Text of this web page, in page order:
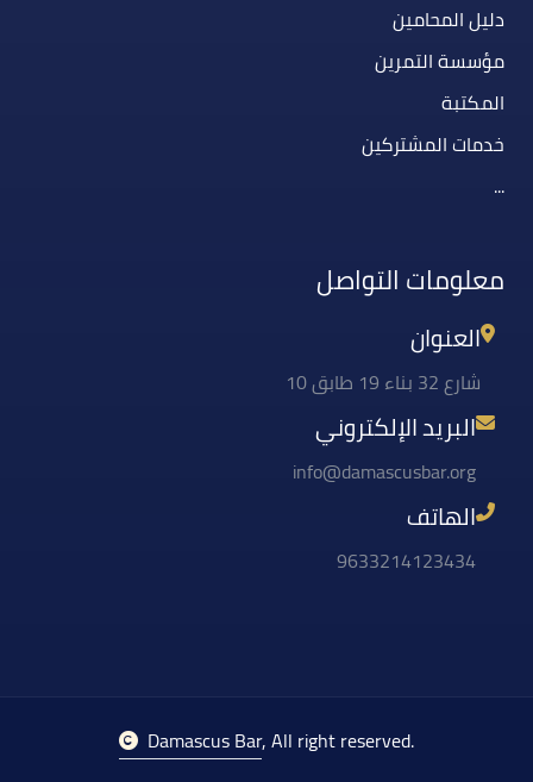
دليل المحامين
مؤسسة التمرين
المكتبة
خدمات المشتركين
...
معلومات التواصل
العنوان
شارع 32 بناء 19 طابق 10
البريد الإلكتروني
info@damascusbar.org
الهاتف
9633214123434
Damascus Bar, All right reserved.